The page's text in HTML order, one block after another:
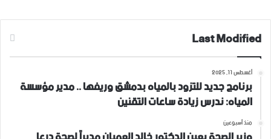
Last Modified
أغسطس 11, 2025
برنامج جديد للتزود بالمياه بدمشق وريفها .. مدير مؤسسة
المياه: ندرس زيادة ساعات التقنين
منذ أسبوعين